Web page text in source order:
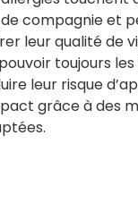
de compagnie et
leur qualité de
toujours
leur risque
grâce à des